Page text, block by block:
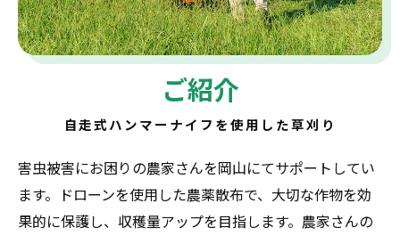
ご紹介
自走式ハンマーナイフを使用した草刈り
害虫被害にお困りの農家さんを岡山にてサポートしてい
ます。ドローンを使用した農薬散布で、大切な作物を効
果的に保護し、収穫量アップを目指します。農家さんの